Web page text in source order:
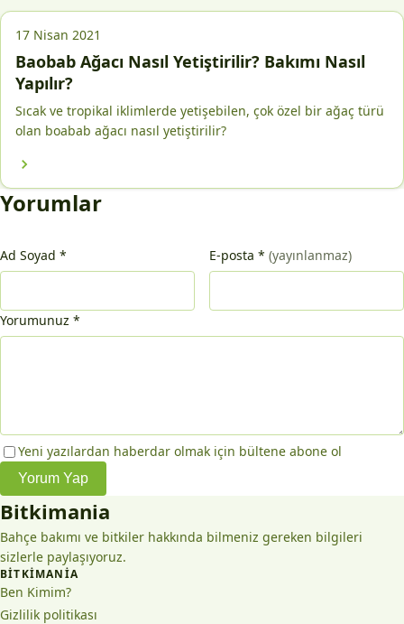
17 Nisan 2021
Baobab Ağacı Nasıl Yetiştirilir? Bakımı Nasıl
Yapılır?
Sıcak ve tropikal iklimlerde yetişebilen, çok özel bir ağaç türü
olan boabab ağacı nasıl yetiştirilir?
Yorumlar
Ad Soyad * E-posta * (yayınlanmaz)
Yorumunuz *
Yeni yazılardan haberdar olmak için bültene abone ol
Yorum Yap
Bitkimania
Bahçe bakımı ve bitkiler hakkında bilmeniz gereken bilgileri
sizlerle paylaşıyoruz.
BITKIMANIA
Ben Kimim?
Gizlilik politikası